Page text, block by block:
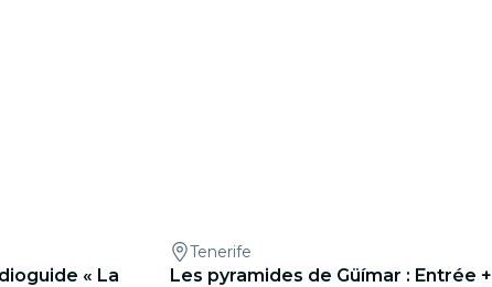
« La
Tenerife
Les pyramides de Güímar : Entrée +